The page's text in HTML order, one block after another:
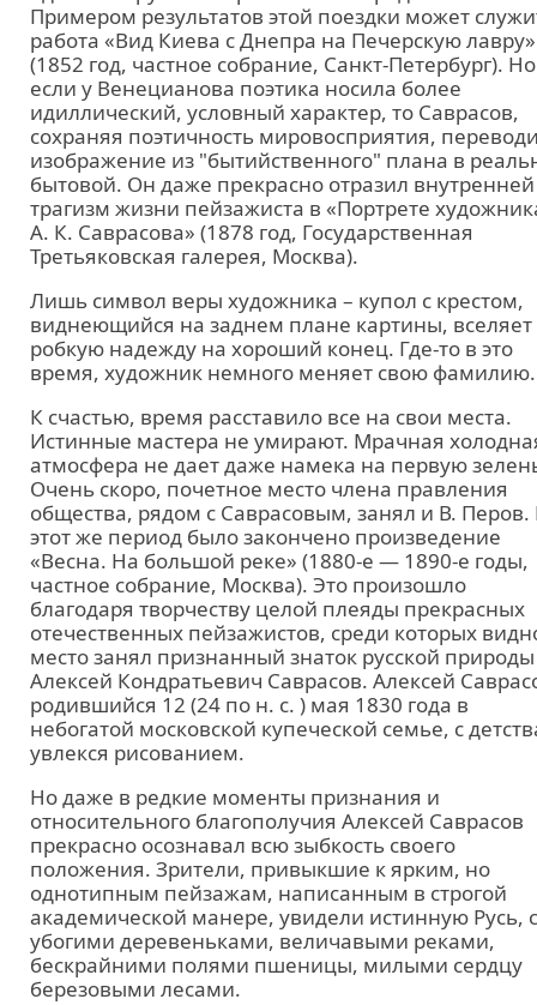
Примером результатов этой поездки может
работа «Вид Киева с Днепра на Печерскую лавру»
(1852 год, частное собрание, Санкт-Петербург). Но
если у Венецианова поэтика носила более
идиллический, условный характер, то Саврасов,
сохраняя поэтичность мировосприятия,
изображение из "бытийственного" плана в
бытовой. Он даже прекрасно отразил внутренней
трагизм жизни пейзажиста в «Портрете
А. К. Саврасова» (1878 год, Государственная
Третьяковская галерея, Москва).
Лишь символ веры художника – купол с крестом,
виднеющийся на заднем плане картины, вселяет
робкую надежду на хороший конец. Где-то в это
время, художник немного меняет свою фамилию.
К счастью, время расставило все на свои места.
Истинные мастера не умирают. Мрачная
атмосфера не дает даже намека на первую
Очень скоро, почетное место члена правления
общества, рядом с Саврасовым, занял и В. Перов.
этот же период было закончено произведение
«Весна. На большой реке» (1880-е — 1890-е годы,
частное собрание, Москва). Это произошло
благодаря творчеству целой плеяды прекрасных
отечественных пейзажистов, среди которых
место занял признанный знаток русской природы
Алексей Кондратьевич Саврасов. Алексей
родившийся 12 (24 по н. с. ) мая 1830 года в
небогатой московской купеческой семье, с
увлекся рисованием.
Но даже в редкие моменты признания и
относительного благополучия Алексей Саврасов
прекрасно осознавал всю зыбкость своего
положения. Зрители, привыкшие к ярким, но
однотипным пейзажам, написанным в строгой
академической манере, увидели истинную Русь,
убогими деревеньками, величавыми реками,
бескрайними полями пшеницы, милыми сердцу
березовыми лесами.